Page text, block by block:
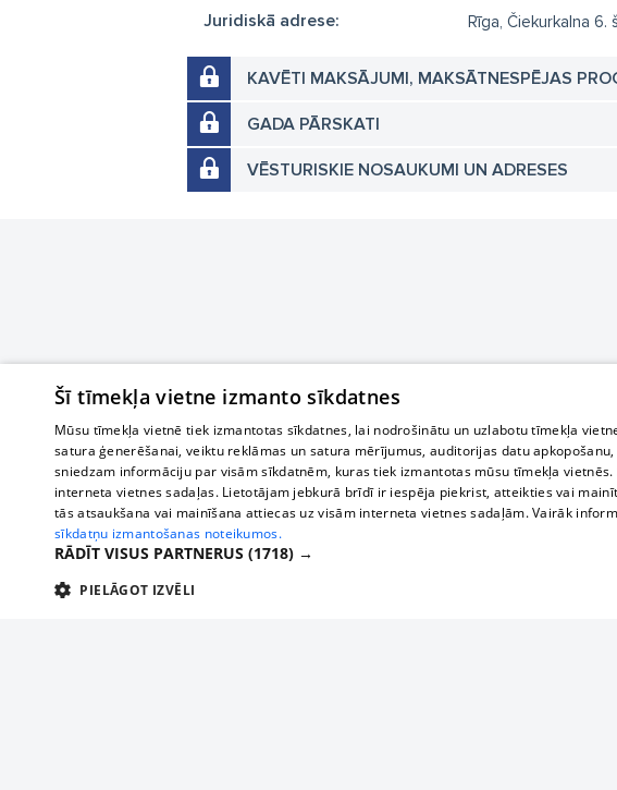
Juridiskā adrese: Rīga, Čiekurkalna 6.
KAVĒTI MAKSĀJUMI, MAKSĀTNESPĒJAS
GADA PĀRSKATI
VĒSTURISKIE NOSAUKUMI UN ADRESES
Šī tīmekļa vietne izmanto sīkdatnes
Mūsu tīmekļa vietnē tiek izmantotas sīkdatnes, lai nodrošinātu un uzlabotu tīmekļa
satura ģenerēšanai, veiktu reklāmas un satura mērījumus, auditorijas datu
sniedzam informāciju par visām sīkdatnēm, kuras tiek izmantotas mūsu tīmekļa
interneta vietnes sadaļas. Lietotājam jebkurā brīdī ir iespēja piekrist, atteikties vai
tās atsaukšana vai mainīšana attiecas uz visām interneta vietnes sadaļām. Vairāk
sīkdatņu izmantošanas noteikumos.
RĀDĪT VISUS PARTNERUS (1718) →
PIELĀGOT IZVĒLI